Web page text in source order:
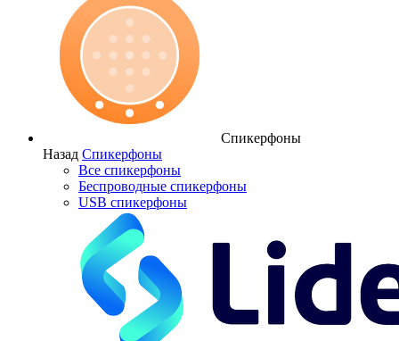
Спикерфоны
Назад Спикерфоны
Все спикерфоны
Беспроводные спикерфоны
USB спикерфоны